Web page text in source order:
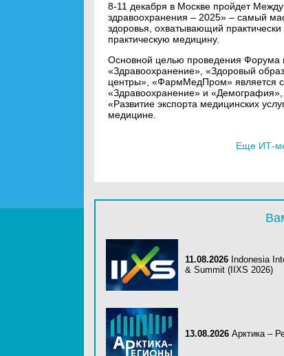
8-11 декабря в Москве пройдет
здравоохранения – 2025» – самый
здоровья, охватывающий
практическую медицину.
Основной целью проведения Форума
«Здравоохранение», «Здоровый
центры», «ФармМедПром» является
«Здравоохранение» и «Демография»,
«Развитие экспорта медицинских
медицине.
Еще ИТ-
11.08.2026 Indonesia
& Summit (IIXS 2026)
13.08.2026 Арктика –